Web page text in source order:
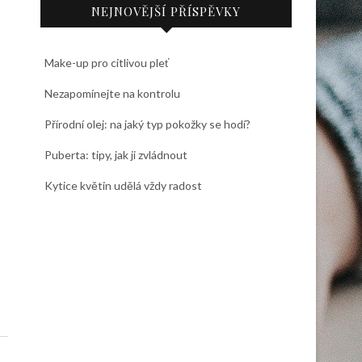
NEJNOVĚJŠÍ PŘÍSPĚVKY
Make-up pro citlivou pleť
Nezapomínejte na kontrolu
Přírodní olej: na jaký typ pokožky se hodí?
Puberta: tipy, jak ji zvládnout
Kytice květin udělá vždy radost